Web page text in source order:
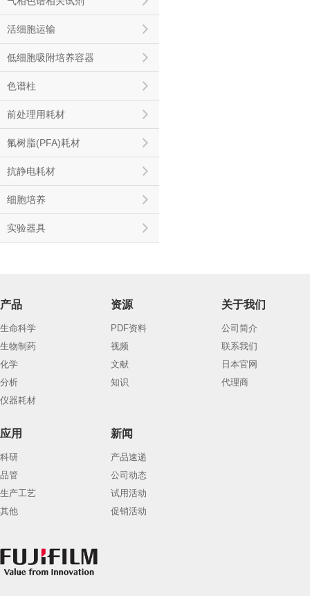
活细胞运输
低细胞吸附培养容器
色谱柱
前处理用耗材
氟树脂(PFA)耗材
抗静电耗材
细胞培养
实验器具
产品
生命科学
生物制药
化学
分析
仪器耗材
资源
PDF资料
视频
文献
知识
关于我们
公司简介
联系我们
日本官网
代理商
应用
科研
品管
生产工艺
其他
新闻
产品速递
公司动态
试用活动
促销活动